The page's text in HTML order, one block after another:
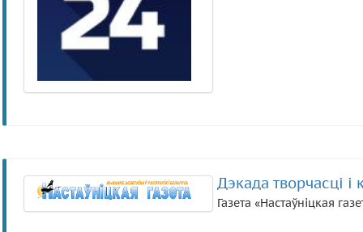
Дэкада творчасці і
Газета «Настаўніцкая